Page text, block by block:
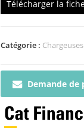
Télécharger la
Catégorie :
Demande de